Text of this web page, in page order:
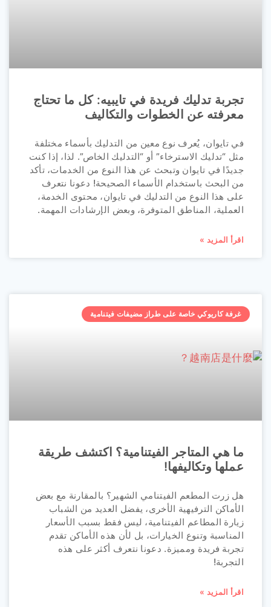
تجربة تدليك فريدة في تايبيه: كل ما تحتاج
معرفته عن الخطوات والتكاليف
في تايوان، يُعرف نوع معين من التدليك بأسماء مختلفة
مثل “تدليك الاسترخاء” أو “التدليك الخاص”. لذا، إذا كنت
جديدًا في تايوان وتبحث عن هذا النوع من الخدمات، تأكد
من البحث باستخدام الأسماء الصحيحة! دعونا نتعرف
على هذا النوع من التدليك في تايوان، محتوى الخدمة،
العملية، المناطق المتوفرة، وبعض الإرشادات المهمة.
اقرأ المزيد »
غرفة كاريوكي خاصة على طراز مضيفات فيتنامية
ما هي المتاجر الفيتنامية؟ اكتشف طريقة
عملها وتكاليفها!
هل زرت المطعم الفيتنامي الشهير؟ بالمقارنة مع بعض
الأماكن الترفيهية الأخرى، يفضل العديد من الشباب
زيارة المطاعم الفيتنامية، ليس فقط بسبب الأسعار
المناسبة وتنوع الخيارات، بل لأن هذه الأماكن تقدم
تجربة فريدة ومميزة. دعونا نتعرف أكثر على هذه
التجربة!
اقرأ المزيد »